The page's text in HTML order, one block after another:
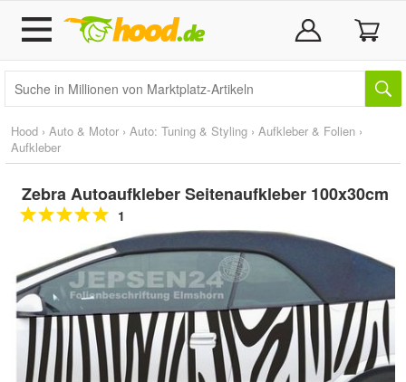
Hood › Auto & Motor › Auto: Tuning & Styling › Aufkleber & Folien ›
Aufkleber
Zebra Autoaufkleber Seitenaufkleber 100x30cm
1